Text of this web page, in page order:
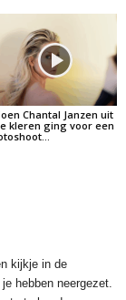
Chantal Janzen uit
kleren ging voor een
kijkje in de
hebben neergezet.